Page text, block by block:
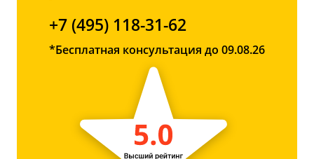
+7 (495) 118-31-62
*Бесплатная консультация до 09.08.26